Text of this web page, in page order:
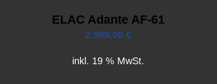
ELAC Adante AF-61
2.999,00€
inkl. 19 % MwSt.